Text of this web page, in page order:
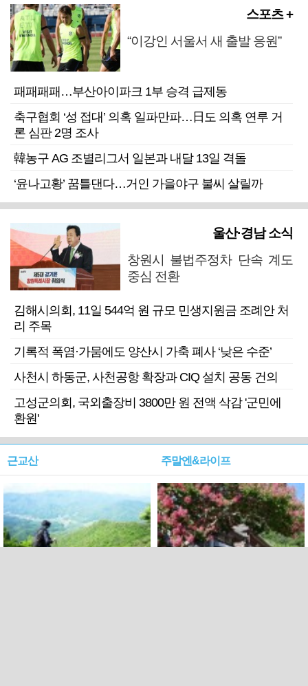
스포츠 +
“이강인 서울서 새 출발 응원”
패패패패…부산아이파크 1부 승격 급제동
축구협회 ‘성 접대’ 의혹 일파만파…日도 의혹 연루 거
론 심판 2명 조사
韓농구 AG 조별리그서 일본과 내달 13일 격돌
‘윤나고황’ 꿈틀댄다…거인 가을야구 불씨 살릴까
울산·경남 소식
창원시 불법주정차 단속 계도
중심 전환
김해시의회, 11일 544억 원 규모 민생지원금 조례안 처
리 주목
기록적 폭염·가뭄에도 양산시 가축 폐사 ‘낮은 수준’
사천시 하동군, 사천공항 확장과 CIQ 설치 공동 건의
고성군의회, 국외출장비 3800만 원 전액 삭감 '군민에
환원'
근교산 주말엔&라이프